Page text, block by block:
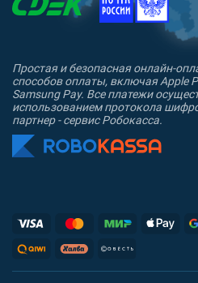
Простая и безопасная онлайн-
способов оплаты, включая Apple
Samsung Pay. Все платежи
использованием протокола
партнер - сервис Робокасса.